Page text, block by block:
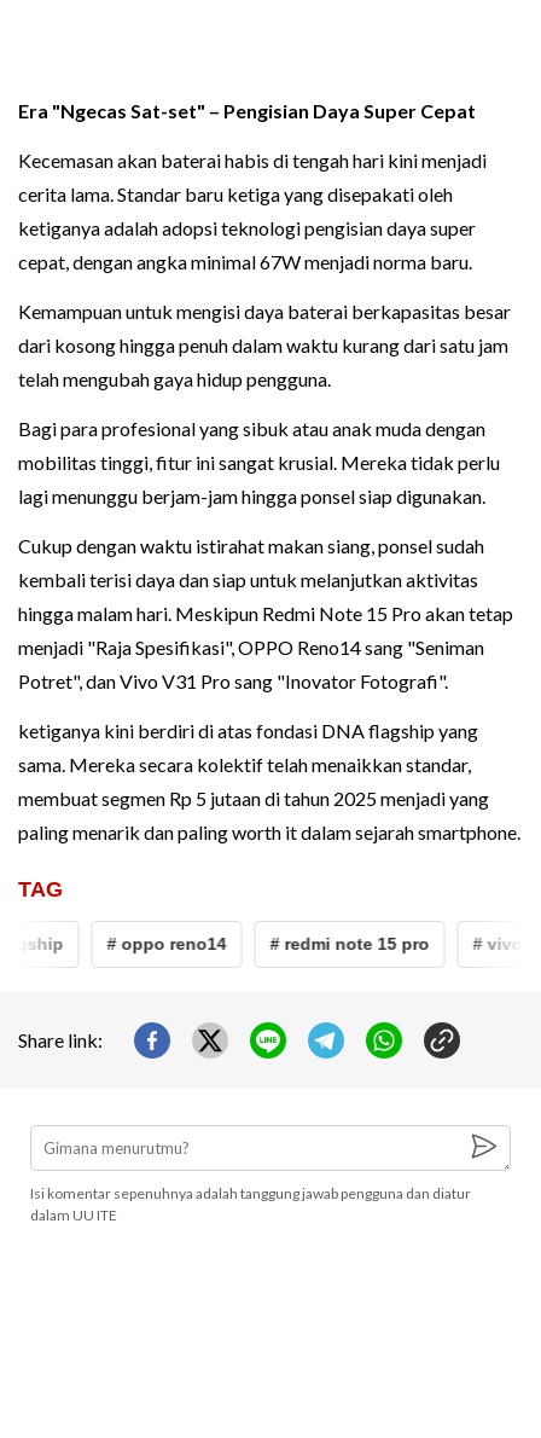
Era "Ngecas Sat-set" – Pengisian Daya Super Cepat
Kecemasan akan baterai habis di tengah hari kini menjadi
cerita lama. Standar baru ketiga yang disepakati oleh
ketiganya adalah adopsi teknologi pengisian daya super
cepat, dengan angka minimal 67W menjadi norma baru.
Kemampuan untuk mengisi daya baterai berkapasitas besar
dari kosong hingga penuh dalam waktu kurang dari satu jam
telah mengubah gaya hidup pengguna.
Bagi para profesional yang sibuk atau anak muda dengan
mobilitas tinggi, fitur ini sangat krusial. Mereka tidak perlu
lagi menunggu berjam-jam hingga ponsel siap digunakan.
Cukup dengan waktu istirahat makan siang, ponsel sudah
kembali terisi daya dan siap untuk melanjutkan aktivitas
hingga malam hari. Meskipun Redmi Note 15 Pro akan tetap
menjadi "Raja Spesifikasi", OPPO Reno14 sang "Seniman
Potret", dan Vivo V31 Pro sang "Inovator Fotografi".
ketiganya kini berdiri di atas fondasi DNA flagship yang
sama. Mereka secara kolektif telah menaikkan standar,
membuat segmen Rp 5 jutaan di tahun 2025 menjadi yang
paling menarik dan paling worth it dalam sejarah smartphone.
TAG
# oppo reno14 # redmi note 15 pro # vivo
Share link:
Isi komentar sepenuhnya adalah tanggung jawab pengguna dan diatur
dalam UU ITE